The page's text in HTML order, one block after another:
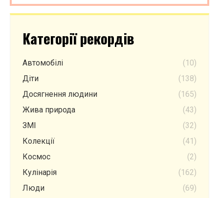
Категорії рекордів
Автомобілі
(10)
Діти
(138)
Досягнення людини
(165)
Жива природа
(43)
ЗМІ
(32)
Колекції
(41)
Космос
(2)
Кулінарія
(162)
Люди
(69)